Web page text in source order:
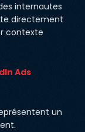
internautes
directement
contexte
Ads
un